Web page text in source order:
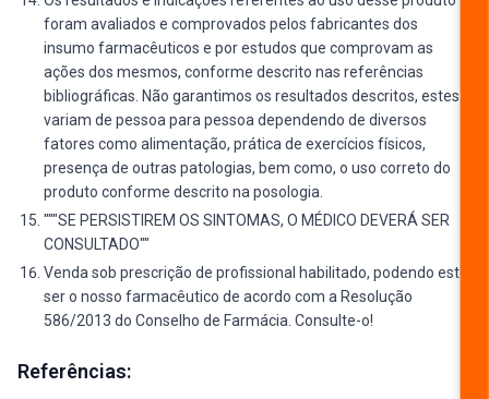
foram avaliados e comprovados pelos fabricantes dos
insumo farmacêuticos e por estudos que comprovam as
ações dos mesmos, conforme descrito nas referências
bibliográficas. Não garantimos os resultados descritos, estes
variam de pessoa para pessoa dependendo de diversos
fatores como alimentação, prática de exercícios físicos,
presença de outras patologias, bem como, o uso correto do
produto conforme descrito na posologia.
"""SE PERSISTIREM OS SINTOMAS, O MÉDICO DEVERÁ SER
CONSULTADO""
Venda sob prescrição de profissional habilitado, podendo este
ser o nosso farmacêutico de acordo com a Resolução
586/2013 do Conselho de Farmácia. Consulte-o!
Referências: